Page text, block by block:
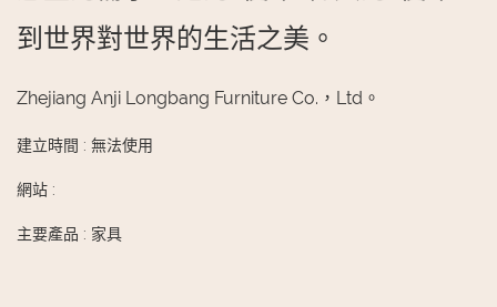
到世界對世界的生活之美。
Zhejiang Anji Longbang Furniture Co.，Ltd。
建立時間 : 無法使用
網站 :
主要產品 : 家具